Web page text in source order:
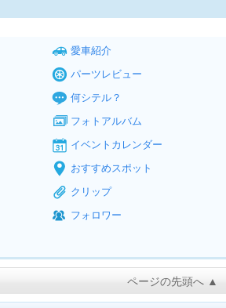
愛車紹介
パーツレビュー
何シテル？
フォトアルバム
イベントカレンダー
おすすめスポット
クリップ
フォロワー
ページの先頭へ ▲